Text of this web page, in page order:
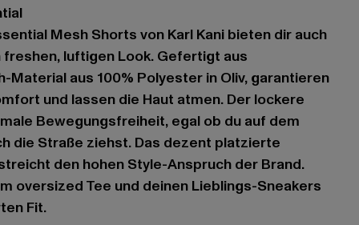
Mesh Shorts von Karl Kani bieten dir auch
freshen, luftigen Look. Gefertigt aus
Material aus 100% Polyester in Oliv, garantieren
und lassen die Haut atmen. Der lockere
Bewegungsfreiheit, egal ob du auf dem
die Straße ziehst. Das dezent platzierte
den hohen Style-Anspruch der Brand.
oversized Tee und deinen Lieblings-Sneakers
Fit.